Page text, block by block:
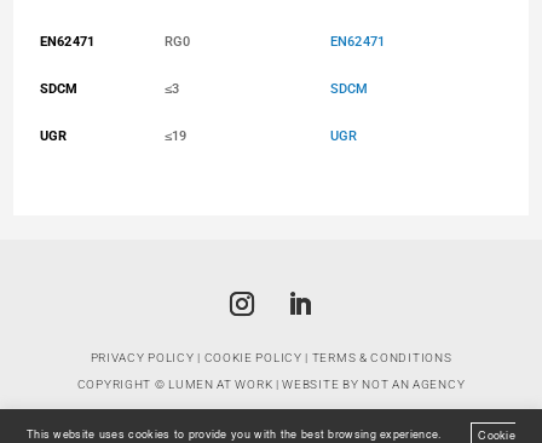
EN62471 RG0 EN62471
SDCM ≤3 SDCM
UGR ≤19 UGR
PRIVACY POLICY | COOKIE POLICY | TERMS & CONDITIONS
COPYRIGHT © LUMEN AT WORK | WEBSITE BY NOT AN AGENCY
This website uses cookies to provide you with the best browsing experience. Cookie